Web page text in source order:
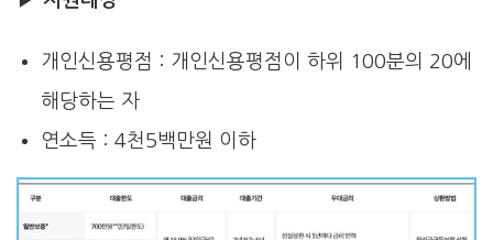
개인신용평점 : 개인신용평점이 하위 100분의 20에
해당하는 자
연소득 : 4천5백만원 이하